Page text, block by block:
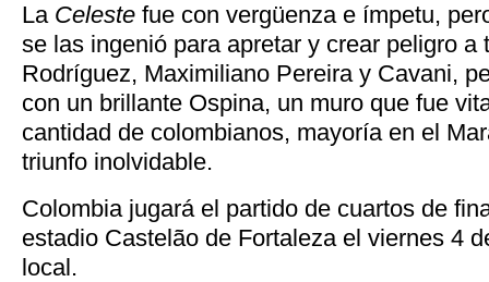
La Celeste fue con vergüenza e ímpetu,
se las ingenió para apretar y crear peligro a
Rodríguez, Maximiliano Pereira y Cavani,
con un brillante Ospina, un muro que fue
cantidad de colombianos, mayoría en el
triunfo inolvidable.
Colombia jugará el partido de cuartos de
estadio Castelão de Fortaleza el viernes 4
local.